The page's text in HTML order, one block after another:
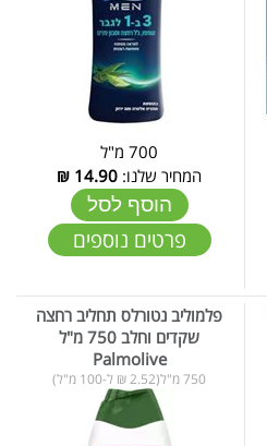
700 מ"ל
המחיר שלנו: 14.90
₪
הוסף לסל
פרטים נוספים
פלמוליב נטורלס תחליב רחצה
שקדים וחלב 750 מ"ל
Palmolive
750 מ"ל(2.52 ₪ ל-100 מ"ל)